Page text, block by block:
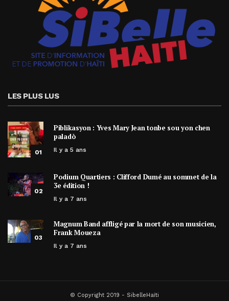
LES PLUS LUS
01
Piblikasyon : Yves Mary Jean tonbe sou yon chen
paladò
Il y a 5 ans
02
Podium Quartiers : Clifford Dumé au sommet de la
3e édition !
Il y a 7 ans
03
Magnum Band affligé par la mort de son musicien,
Frank Moueza
Il y a 7 ans
© Copyright 2019 - SibelleHaïti